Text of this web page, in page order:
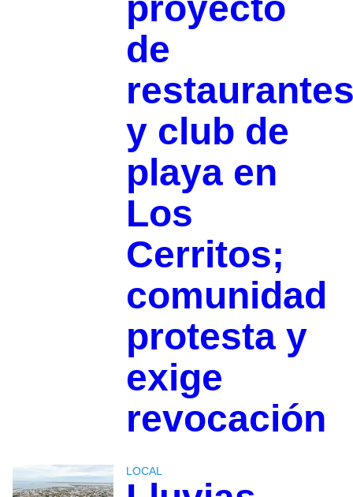
de
y club de
playa en
Los
Cerritos;
comunidad
protesta y
exige
revocación
LOCAL